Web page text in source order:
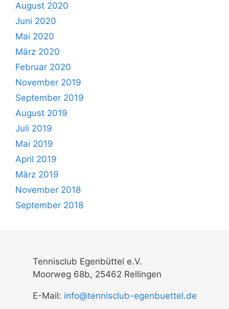
August 2020
Juni 2020
Mai 2020
März 2020
Februar 2020
November 2019
September 2019
August 2019
Juli 2019
Mai 2019
April 2019
März 2019
November 2018
September 2018
Tennisclub Egenbüttel e.V.
Moorweg 68b, 25462 Rellingen
E-Mail: info@tennisclub-egenbuettel.de